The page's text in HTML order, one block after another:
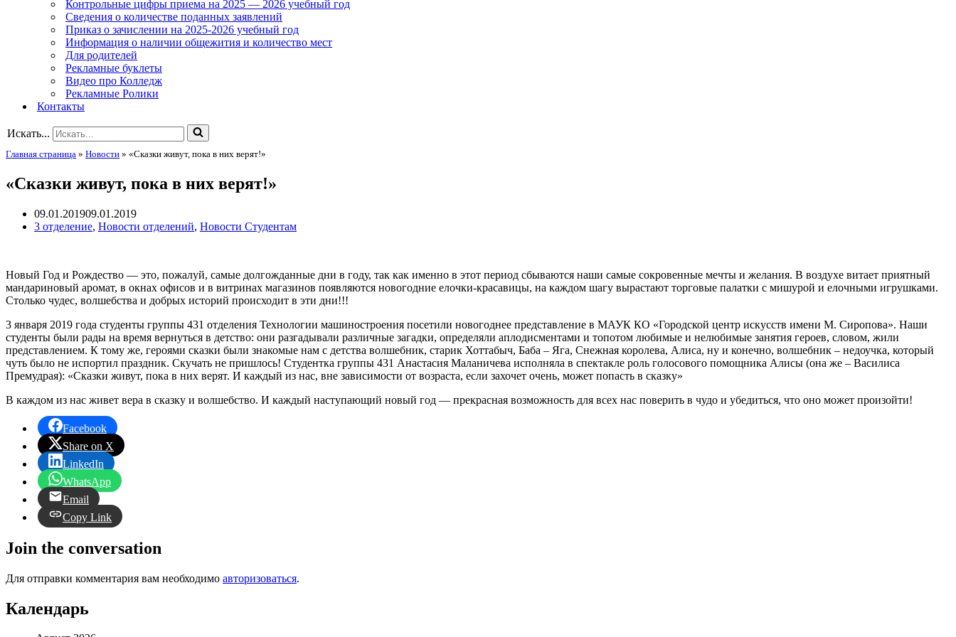
Контрольные цифры приема на 2025 — 2026 учебный год
Сведения о количестве поданных заявлений
Приказ о зачислении на 2025-2026 учебный год
Информация о наличии общежития и количество мест
Для родителей
Рекламные буклеты
Видео про Колледж
Рекламные Ролики
Контакты
Искать...
Главная страница » Новости » «Сказки живут, пока в них верят!»
«Сказки живут, пока в них верят!»
09.01.201909.01.2019
3 отделение, Новости отделений, Новости Студентам
Новый Год и Рождество — это, пожалуй, самые долгожданные дни в году, так как именно в этот период сбываются наши самые сокровенные мечты и желания. В воздухе витает приятный
мандариновый аромат, в окнах офисов и в витринах магазинов появляются новогодние елочки-красавицы, на каждом шагу вырастают торговые палатки с мишурой и елочными игрушками.
Столько чудес, волшебства и добрых историй происходит в эти дни!!!
3 января 2019 года студенты группы 431 отделения Технологии машиностроения посетили новогоднее представление в МАУК КО «Городской центр искусств имени М. Сиропова». Наши
студенты были рады на время вернуться в детство: они разгадывали различные загадки, определяли аплодисментами и топотом любимые и нелюбимые занятия героев, словом, жили
представлением. К тому же, героями сказки были знакомые нам с детства волшебник, старик Хоттабыч, Баба – Яга, Снежная королева, Алиса, ну и конечно, волшебник – недоучка, который
чуть было не испортил праздник. Скучать не пришлось! Студентка группы 431 Анастасия Маланичева исполняла в спектакле роль голосового помощника Алисы (она же – Василиса
Премудрая): «Сказки живут, пока в них верят. И каждый из нас, вне зависимости от возраста, если захочет очень, может попасть в сказку»
В каждом из нас живет вера в сказку и волшебство. И каждый наступающий новый год — прекрасная возможность для всех нас поверить в чудо и убедиться, что оно может произойти!
Facebook
Share on X
LinkedIn
WhatsApp
Email
Copy Link
Join the conversation
Для отправки комментария вам необходимо авторизоваться.
Календарь